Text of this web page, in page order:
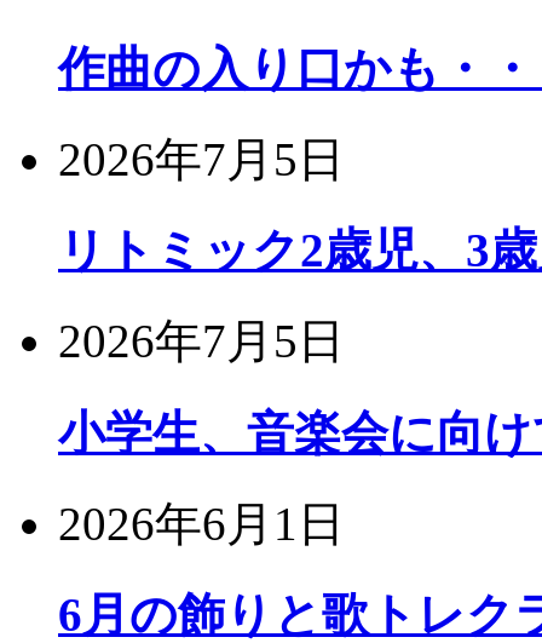
作曲の入り口かも・
2026年7月5日
リトミック2歳児、3
2026年7月5日
小学生、音楽会に向
2026年6月1日
6月の飾りと歌トレク